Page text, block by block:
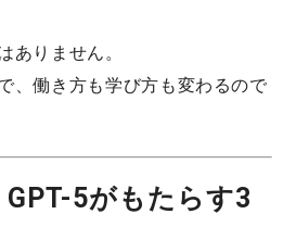
ありません。
、働き方も学び方も変わるので
5がもたらす3